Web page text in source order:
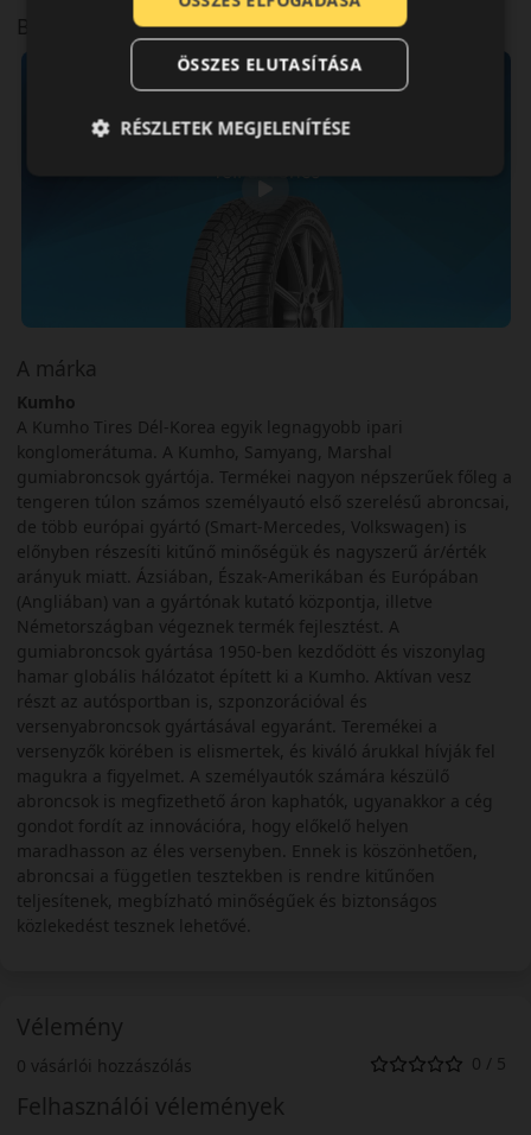
Bemutató videó a mintáról
A márka
Kumho
A Kumho Tires Dél-Korea egyik legnagyobb ipari
konglomerátuma. A Kumho, Samyang, Marshal
gumiabroncsok gyártója. Termékei nagyon népszerűek főleg a
tengeren túlon számos személyautó első szerelésű abroncsai,
de több európai gyártó (Smart-Mercedes, Volkswagen) is
előnyben részesíti kitűnő minőségük és nagyszerű ár/érték
arányuk miatt. Ázsiában, Észak-Amerikában és Európában
(Angliában) van a gyártónak kutató központja, illetve
Németországban végeznek termék fejlesztést. A
gumiabroncsok gyártása 1950-ben kezdődött és viszonylag
hamar globális hálózatot épített ki a Kumho. Aktívan vesz
részt az autósportban is, szponzorációval és
versenyabroncsok gyártásával egyaránt. Teremékei a
versenyzők körében is elismertek, és kiváló árukkal hívják fel
magukra a figyelmet. A személyautók számára készülő
abroncsok is megfizethető áron kaphatók, ugyanakkor a cég
gondot fordít az innovációra, hogy előkelő helyen
maradhasson az éles versenyben. Ennek is köszönhetően,
abroncsai a független tesztekben is rendre kitűnően
teljesítenek, megbízható minőségűek és biztonságos
közlekedést tesznek lehetővé.
Vélemény
0 vásárlói hozzászólás 0 / 5
Felhasználói vélemények
ÖSSZES ELUTASÍTÁSA
RÉSZLETEK MEGJELENÍTÉSE